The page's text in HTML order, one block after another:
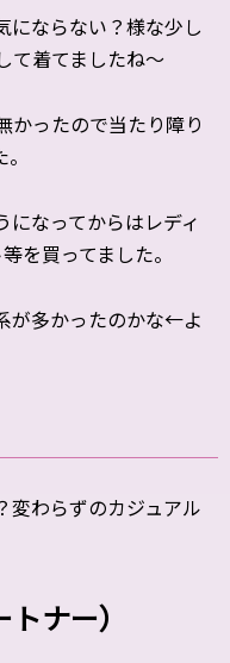
にならない？様な少し
て着てましたね〜
かったので当たり障り
なってからはレディ
を買ってました。
が多かったのかな←よ
変わらずのカジュアル
ナー）